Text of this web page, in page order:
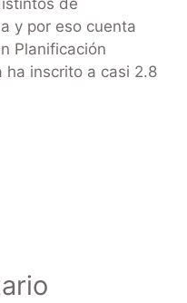
de
y por eso cuenta
Planificación
ha inscrito a casi 2.8